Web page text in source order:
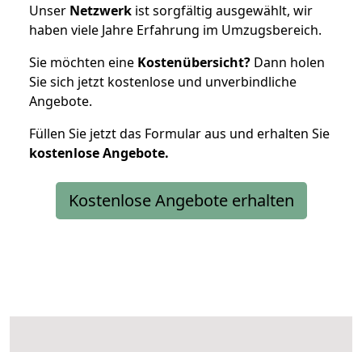
Unser Netzwerk ist sorgfältig ausgewählt, wir
haben viele Jahre Erfahrung im Umzugsbereich.
Sie möchten eine Kostenübersicht? Dann holen
Sie sich jetzt kostenlose und unverbindliche
Angebote.
Füllen Sie jetzt das Formular aus und erhalten Sie
kostenloseAngebote.
Kostenlose Angebote erhalten